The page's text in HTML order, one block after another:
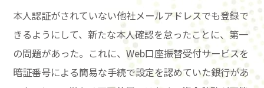
本人認証がされていない他社メールアドレスでも登録で
きるようにして、新たな本人確認を怠ったことに、第一
の問題があった。これに、Web口座振替受付サービスを
暗証番号による簡易な手続で設定を認めていた銀行があ